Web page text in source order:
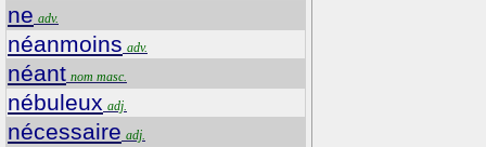
ne adv.
néanmoins adv.
néant nom masc.
nébuleux adj.
nécessaire adj.